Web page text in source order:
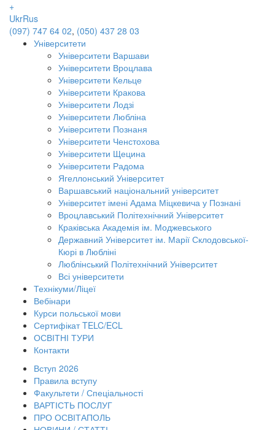
+
UkrRus
(097) 747 64 02, (050) 437 28 03
Університети
Університети Варшави
Університети Вроцлава
Університети Кельце
Університети Кракова
Університети Лодзі
Університети Любліна
Університети Познаня
Університети Ченстохова
Університети Щецина
Університети Радома
Ягеллонський Університет
Варшавський національний університет
Університет імені Адама Міцкевича у Познані
Вроцлавський Політехнічний Університет
Краківська Академія ім. Моджевського
Державний Університет ім. Марії Склодовської-
Кюрі в Любліні
Люблінський Політехнічний Університет
Всі університети
Технікуми/Ліцеї
Вебінари
Курси польської мови
Сертифікат TELC/ECL
ОСВІТНІ ТУРИ
Контакти
Вступ 2026
Правила вступу
Факультети / Спеціальності
ВАРТІСТЬ ПОСЛУГ
ПРО ОСВІТАПОЛЬ